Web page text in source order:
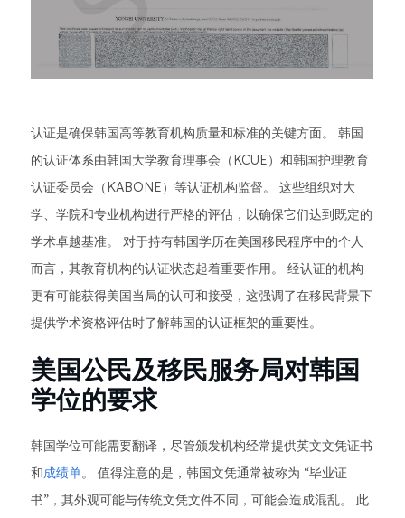
认证是确保韩国高等教育机构质量和标准的关键方面。 韩国
的认证体系由韩国大学教育理事会（KCUE）和韩国护理教育
认证委员会（KABONE）等认证机构监督。 这些组织对大
学、学院和专业机构进行严格的评估，以确保它们达到既定的
学术卓越基准。 对于持有韩国学历在美国移民程序中的个人
而言，其教育机构的认证状态起着重要作用。 经认证的机构
更有可能获得美国当局的认可和接受，这强调了在移民背景下
提供学术资格评估时了解韩国的认证框架的重要性。
美国公民及移民服务局对韩国
学位的要求
韩国学位可能需要翻译，尽管颁发机构经常提供英文文凭证书
和成绩单。 值得注意的是，韩国文凭通常被称为 “毕业证
书”，其外观可能与传统文凭文件不同，可能会造成混乱。 此